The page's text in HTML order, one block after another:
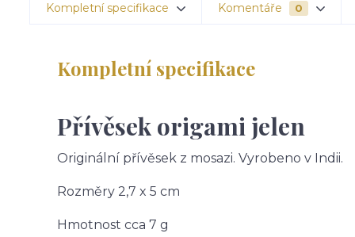
Kompletní specifikace Komentáře 0
Kompletní specifikace
Přívěsek origami jelen
Originální přívěsek z mosazi. Vyrobeno v Indii.
Rozměry 2,7 x 5 cm
Hmotnost cca 7 g